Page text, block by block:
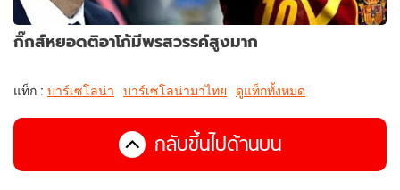
กิ๊กส์หยอดติอาโก้มีพรสวรรค์สูงมาก
แท็ก : บาร์เซโลน่า บาร์เซโลน่ามาไทย ดูแท็กทั้งหมด
กลับขึ้นไปด้านบน